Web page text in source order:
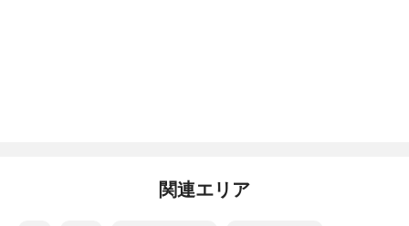
関連エリア